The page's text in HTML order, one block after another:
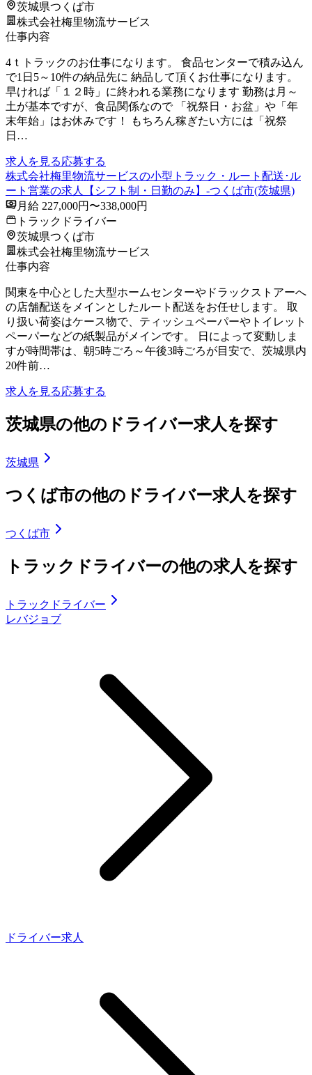
茨城県つくば市
株式会社梅里物流サービス
仕事内容
4ｔトラックのお仕事になります。 食品センターで積み込ん
で1日5～10件の納品先に 納品して頂くお仕事になります。
早ければ「１２時」に終われる業務になります 勤務は月～
土が基本ですが、食品関係なので 「祝祭日・お盆」や「年
末年始」はお休みです！ もちろん稼ぎたい方には「祝祭
日…
求人を見る応募する
株式会社梅里物流サービスの小型トラック・ルート配送･ル
ート営業の求人【シフト制・日勤のみ】-つくば市(茨城県)
月給 227,000円〜338,000円
トラックドライバー
茨城県つくば市
株式会社梅里物流サービス
仕事内容
関東を中心とした大型ホームセンターやドラックストアーへ
の店舗配送をメインとしたルート配送をお任せします。 取
り扱い荷姿はケース物で、ティッシュペーパーやトイレット
ペーパーなどの紙製品がメインです。 日によって変動しま
すが時間帯は、朝5時ごろ～午後3時ごろが目安で、茨城県内
20件前…
求人を見る応募する
茨城県の他のドライバー求人を探す
茨城県
つくば市の他のドライバー求人を探す
つくば市
トラックドライバーの他の求人を探す
トラックドライバー
レバジョブ
ドライバー求人